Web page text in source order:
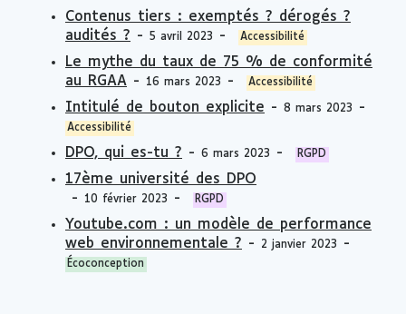
Contenus tiers : exemptés ? dérogés ?
audités ? - 5 avril 2023 - Accessibilité
Le mythe du taux de 75 % de conformité
au RGAA - 16 mars 2023 - Accessibilité
Intitulé de bouton explicite - 8 mars 2023 -
Accessibilité
DPO, qui es-tu ? - 6 mars 2023 - RGPD
17ème université des DPO
-
10 février 2023 - RGPD
Youtube.com : un modèle de performance
web environnementale ? - 2 janvier 2023 -
Écoconception